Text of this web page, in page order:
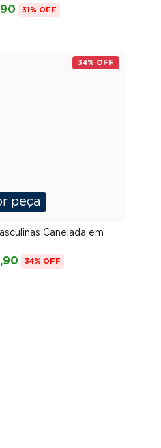
31% OFF
34% OFF
peça
Canelada em
34% OFF